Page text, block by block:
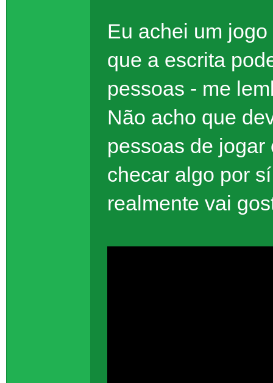
Eu achei um
que a escrita
pessoas - me
Não acho que
pessoas de
checar algo por
realmente vai